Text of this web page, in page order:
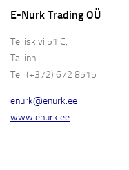
E-Nurk Trading OÜ
Telliskivi 51 C,
Tallinn
Tel: (+372) 672 8515
enurk@enurk.ee
www.enurk.ee